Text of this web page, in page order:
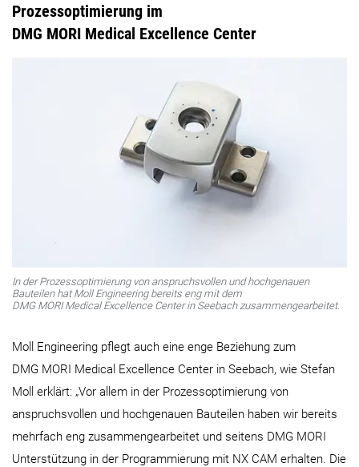
Prozessoptimierung im
DMG MORI Medical Excellence Center
In der Prozessoptimierung von anspruchsvollen und hochgenauen
Bauteilen hat Moll Engineering bereits eng mit dem
DMG MORI Medical Excellence Center in Seebach zusammengearbeitet.
Moll Engineering pflegt auch eine enge Beziehung zum
DMG MORI Medical Excellence Center in Seebach, wie Stefan
Moll erklärt: „Vor allem in der Prozessoptimierung von
anspruchsvollen und hochgenauen Bauteilen haben wir bereits
mehrfach eng zusammengearbeitet und seitens DMG MORI
Unterstützung in der Programmierung mit NX CAM erhalten. Die